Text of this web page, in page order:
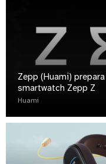
Zepp (Huami)
smartwatch Zepp Z
Huami